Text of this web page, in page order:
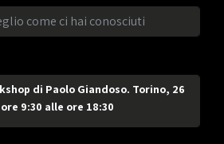
di Paolo Giandoso. Torino, 26
9:30 alle ore 18:30